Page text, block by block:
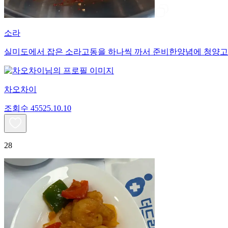
소라
실미도에서 잡은 소라고동을 하나씩 까서 준비한양념에 청양
차오차이
조회수 45525.10.10
28